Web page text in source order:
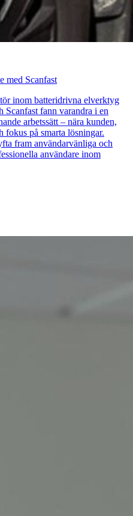
med Scanfast
inom batteridrivna elverktyg
fann varandra i en
arbetssätt – nära kunden,
fokus på smarta lösningar.
fram användarvänliga och
användare inom